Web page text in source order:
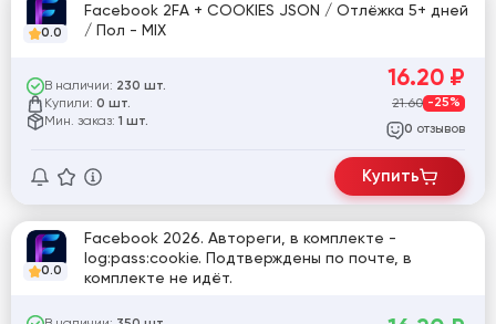
0.0
Facebook 2FA + COOKIES JSON / Отлёжка 5+ дней
/ Пол - MIX
В наличии: 230 шт.
Купили: 0 шт.
Мин. заказ: 1 шт.
16.20 ₽
21.60 -25%
0 отзывов
Купить
0.0
Facebook 2026. Автореги, в комплекте -
log:pass:cookie. Подтверждены по почте, в
комплекте не идёт.